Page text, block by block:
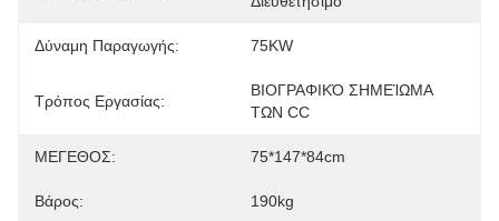
Δύναμη Παραγωγής: 75KW
Τρόπος Εργασίας:
ΒΙΟΓΡΑΦΙΚΌ ΣΗΜΕΊΩΜΑ
ΤΩΝ CC
ΜΕΓΕΘΟΣ: 75*147*84cm
Βάρος: 190kg